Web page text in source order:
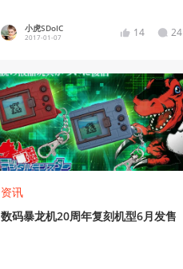
小虎SDoIC
2017-01-07 14 24
资讯
数码暴龙机20周年复刻机型6月发售